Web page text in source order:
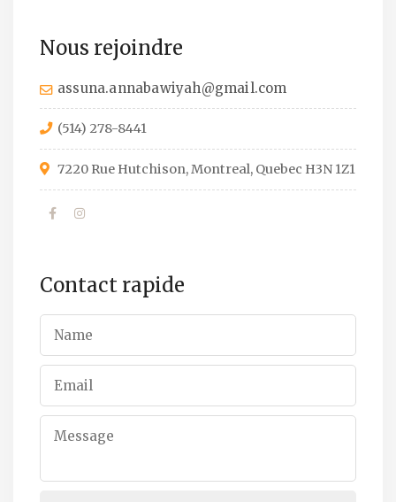
Nous rejoindre
assuna.annabawiyah@gmail.com
(514) 278-8441
7220 Rue Hutchison, Montreal, Quebec H3N 1Z1
Contact rapide